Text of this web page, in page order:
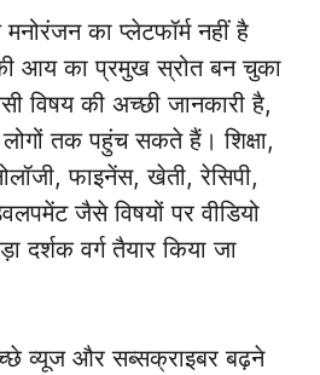
का प्लेटफॉर्म नहीं है
आय का प्रमुख स्रोत बन चुका
विषय की अच्छी जानकारी है,
तक पहुंच सकते हैं। शिक्षा,
फाइनेंस, खेती, रेसिपी,
जैसे विषयों पर वीडियो
दर्शक वर्ग तैयार किया जा
व्यूज और सब्सक्राइबर बढ़ने